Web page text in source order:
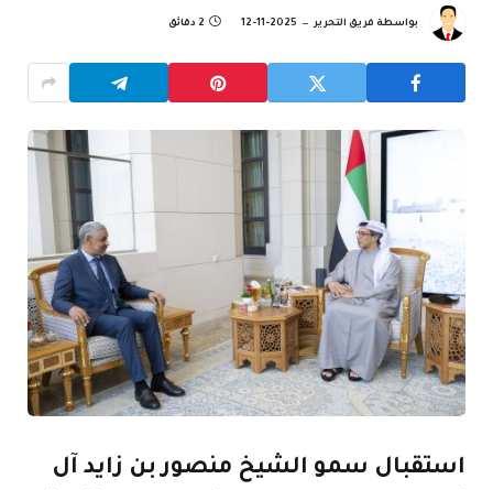
بواسطة فريق التحرير 2025-11-12 2 دقائق
استقبال سمو الشيخ منصور بن زايد آل